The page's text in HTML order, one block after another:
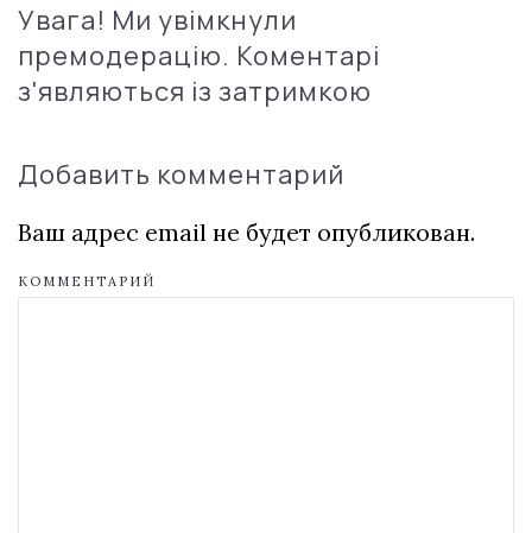
Увага! Ми увімкнули
премодерацію. Коментарі
з'являються із затримкою
Добавить комментарий
Ваш адрес email не будет опубликован.
КОММЕНТАРИЙ